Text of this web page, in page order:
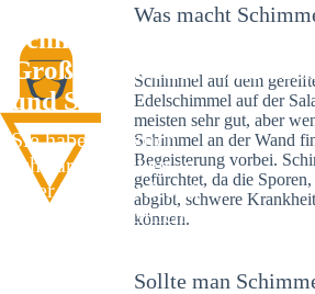
Schimmelexperte in
Großburgwedel – Ihr
und Stelle
Sie haben kürzlich
schwarze Flecken an
Ihrer Wand entdeckt?
Schlechte Nachrichten:
Was macht
Schimmel auf dem
Edelschimmel auf der
meisten sehr gut, aber
Schimmel an der Wand
Begeisterung vorbei.
gefürchtet, da die
abgibt, schwere
können.
Sollte man